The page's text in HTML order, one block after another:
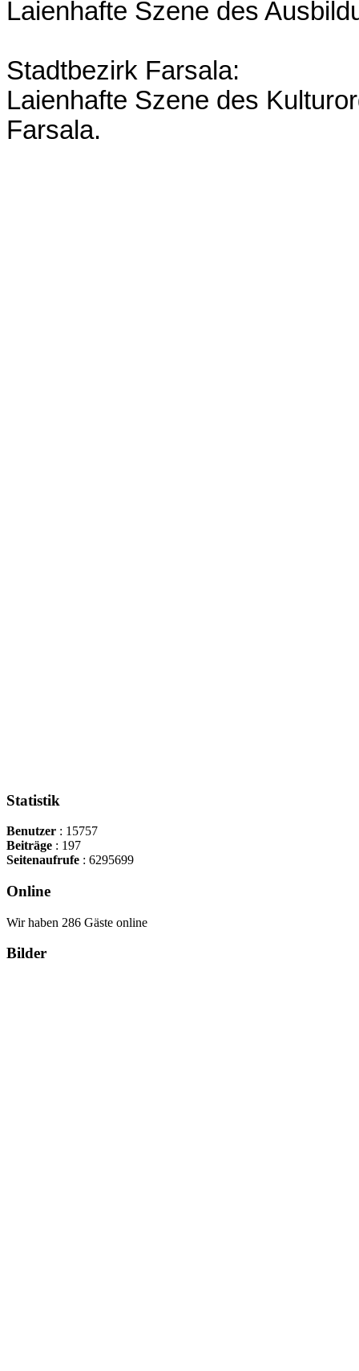
Laienhafte Szene des
Stadtbezirk Farsala:
Laienhafte Szene des
Farsala.
Statistik
Benutzer : 15757
Beiträge : 197
Seitenaufrufe : 6295699
Online
Wir haben 286 Gäste online
Bilder